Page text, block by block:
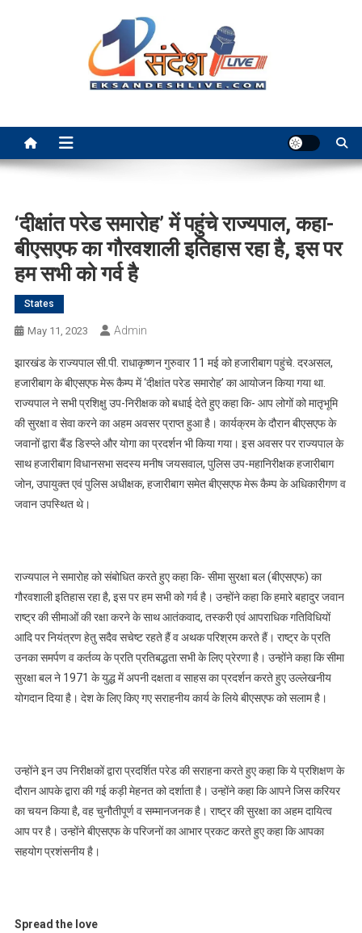
‘दीक्षांत परेड समारोह’ में पहुंचे राज्यपाल, कहा-
बीएसएफ का गौरवशाली इतिहास रहा है, इस पर
हम सभी को गर्व है
States
May 11, 2023 Admin
झारखंड के राज्यपाल सी.पी. राधाकृष्णन गुरुवार 11 मई को हजारीबाग पहुंचे. दरअसल,
हजारीबाग के बीएसएफ मेरू कैम्प में ‘दीक्षांत परेड समारोह’ का आयोजन किया गया था.
राज्यपाल ने सभी प्रशिक्षु उप-निरीक्षक को बधाई देते हुए कहा कि- आप लोगों को मातृभूमि
की सुरक्षा व सेवा करने का अहम अवसर प्राप्त हुआ है। कार्यक्रम के दौरान बीएसएफ के
जवानों द्वारा बैंड डिस्प्ले और योगा का प्रदर्शन भी किया गया। इस अवसर पर राज्यपाल के
साथ हजारीबाग विधानसभा सदस्य मनीष जयसवाल, पुलिस उप-महानिरीक्षक हजारीबाग
जोन, उपायुक्त एवं पुलिस अधीक्षक, हजारीबाग समेत बीएसएफ मेरू कैम्प के अधिकारीगण व
जवान उपस्थित थे।
राज्यपाल ने समारोह को संबोधित करते हुए कहा कि- सीमा सुरक्षा बल (बीएसएफ) का
गौरवशाली इतिहास रहा है, इस पर हम सभी को गर्व है। उन्होंने कहा कि हमारे बहादुर जवान
राष्ट्र की सीमाओं की रक्षा करने के साथ आतंकवाद, तस्करी एवं आपराधिक गतिविधियों
आदि पर नियंत्रण हेतु सदैव सचेष्ट रहते हैं व अथक परिश्रम करते हैं। राष्ट्र के प्रति
उनका समर्पण व कर्तव्य के प्रति प्रतिबद्धता सभी के लिए प्रेरणा है। उन्होंने कहा कि सीमा
सुरक्षा बल ने 1971 के युद्ध में अपनी दक्षता व साहस का प्रदर्शन करते हुए उल्लेखनीय
योगदान दिया है। देश के लिए किए गए सराहनीय कार्य के लिये बीएसएफ को सलाम है।
उन्होंने इन उप निरीक्षकों द्वारा प्रदर्शित परेड की सराहना करते हुए कहा कि ये प्रशिक्षण के
दौरान आपके द्वारा की गई कड़ी मेहनत को दर्शाता है। उन्होंने कहा कि आपने जिस करियर
का चयन किया है, वह चुनौतीपूर्ण व सम्मानजनक है। राष्ट्र की सुरक्षा का अहम दायित्व
आप पर है। उन्होंने बीएसएफ के परिजनों का आभार प्रकट करते हुए कहा कि आपका
सहयोग प्रशंसनीय है।
Spread the love